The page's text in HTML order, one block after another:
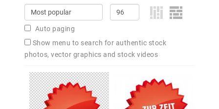
Auto paging
Show menu to search for authentic stock
photos, vector graphics and stock videos